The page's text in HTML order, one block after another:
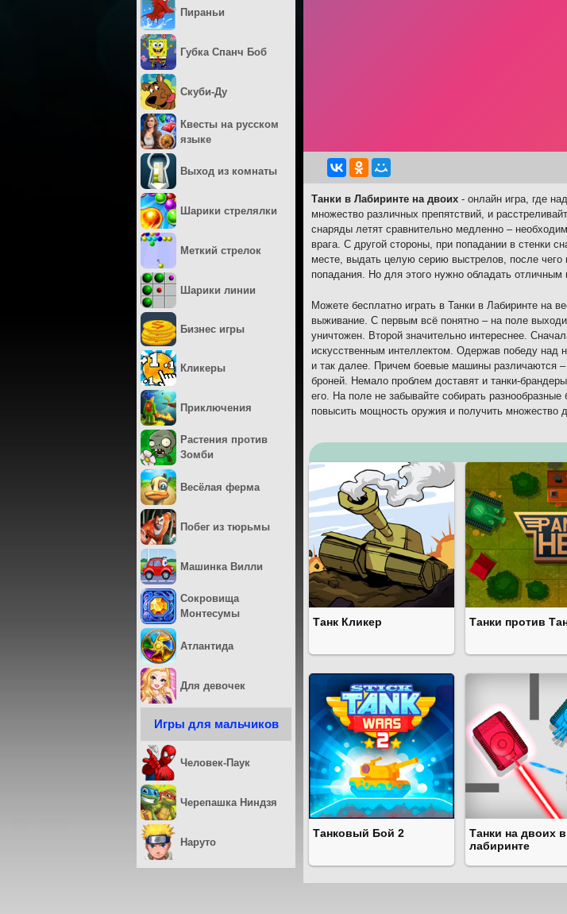
Танки в Лабиринте на двоих - онлайн игра, где
множество различных препятствий, и
снаряды летят сравнительно медленно –
врага. С другой стороны, при попадании в стенки
месте, выдать целую серию выстрелов, после чего
попадания. Но для этого нужно обладать отличным
Можете бесплатно играть в Танки в Лабиринте на
выживание. С первым всё понятно – на поле
уничтожен. Второй значительно интереснее.
искусственным интеллектом. Одержав победу над
и так далее. Причем боевые машины различаются
броней. Немало проблем доставят и танки-
его. На поле не забывайте собирать
повысить мощность оружия и получить множество
Танк Кликер Танки против
Танковый Бой 2
Танки на двоих в
лабиринте
Пираньи
Губка Спанч Боб
Скуби-Ду
Квесты на русском
языке
Выход из комнаты
Шарики стрелялки
Меткий стрелок
Шарики линии
Бизнес игры
Кликеры
Приключения
Растения против
Зомби
Весёлая ферма
Побег из тюрьмы
Машинка Вилли
Сокровища
Монтесумы
Атлантида
Для девочек
Игры для мальчиков
Человек-Паук
Черепашка Ниндзя
Наруто